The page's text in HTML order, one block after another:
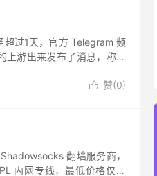
超过1天，官方 Telegram 频
游出来发布了消息，称由
 赞(0)
翻墙服务商，
内网专线，最低价格仅需